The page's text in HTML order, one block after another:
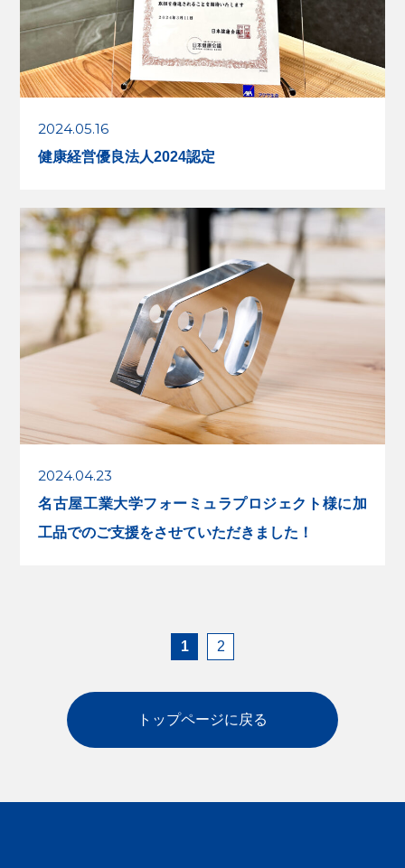
2024.05.16
健康経営優良法人2024認定
2024.04.23
名古屋工業大学フォーミュラプロジェクト様に加
工品でのご支援をさせていただきました！
1 2
トップページに戻る